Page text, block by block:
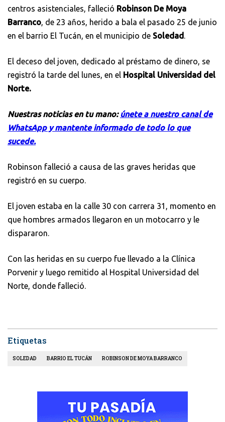
centros asistenciales, falleció Robinson De Moya
Barranco, de 23 años, herido a bala el pasado 25 de junio
en el barrio El Tucán, en el municipio de Soledad .
El deceso del joven, dedicado al préstamo de dinero, se
registró la tarde del lunes, en el Hospital Universidad del
Norte.
Nuestras noticias en tu mano:únete a nuestro canal de
WhatsApp y mantente informado de todo lo que
sucede.
Robinson falleció a causa de las graves heridas que
registró en su cuerpo.
El joven estaba en la calle 30 con carrera 31, momento en
que hombres armados llegaron en un motocarro y le
dispararon.
Con las heridas en su cuerpo fue llevado a la Clínica
Porvenir y luego remitido al Hospital Universidad del
Norte, donde falleció.
Etiquetas
SOLEDAD BARRIO EL TUCÁN ROBINSON DE MOYA BARRANCO